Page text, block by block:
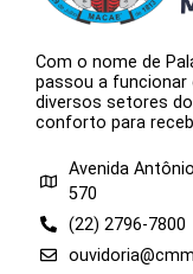
Com o nome de
passou a funcionar
diversos setores
conforto para
Avenida
570
(22) 2796-7800